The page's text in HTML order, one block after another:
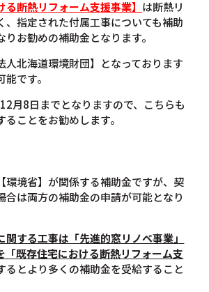
る断熱リフォーム支援事業】 は断熱リ
、指定された付属工事についても補助
お勧めの補助金となります。
人北海道環境財団】となっております
です。
月8日までとなりますので、こちらも
ことをお勧めします。
環境省】が関係する補助金ですが、契
合は両方の補助金の申請が可能となり
関する工事は「先進的窓リノベ事業」
「既存住宅における断熱リフォーム支
るとより多くの補助金を受給すること